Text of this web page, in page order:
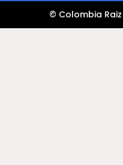
© Colombia